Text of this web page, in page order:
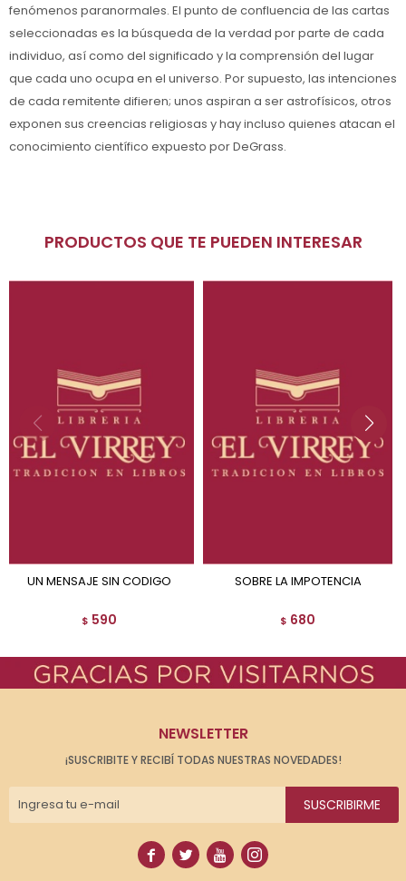
fenómenos paranormales. El punto de confluencia de las cartas
seleccionadas es la búsqueda de la verdad por parte de cada
individuo, así como del significado y la comprensión del lugar
que cada uno ocupa en el universo. Por supuesto, las intenciones
de cada remitente difieren; unos aspiran a ser astrofísicos, otros
exponen sus creencias religiosas y hay incluso quienes atacan el
conocimiento científico expuesto por DeGrass.
PRODUCTOS QUE TE PUEDEN INTERESAR
UN MENSAJE SIN CODIGO
$ 590
SOBRE LA IMPOTENCIA
$ 680
NEWSLETTER
¡SUSCRIBITE Y RECIBÍ TODAS NUESTRAS NOVEDADES!
SUSCRIBIRME
   